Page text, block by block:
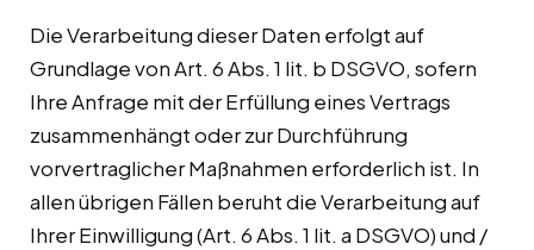
Die Verarbeitung dieser Daten erfolgt auf
Grundlage von Art. 6 Abs. 1 lit. b DSGVO, sofern
Ihre Anfrage mit der Erfüllung eines Vertrags
zusammenhängt oder zur Durchführung
vorvertraglicher Maßnahmen erforderlich ist. In
allen übrigen Fällen beruht die Verarbeitung auf
Ihrer Einwilligung (Art. 6 Abs. 1 lit. a DSGVO) und /